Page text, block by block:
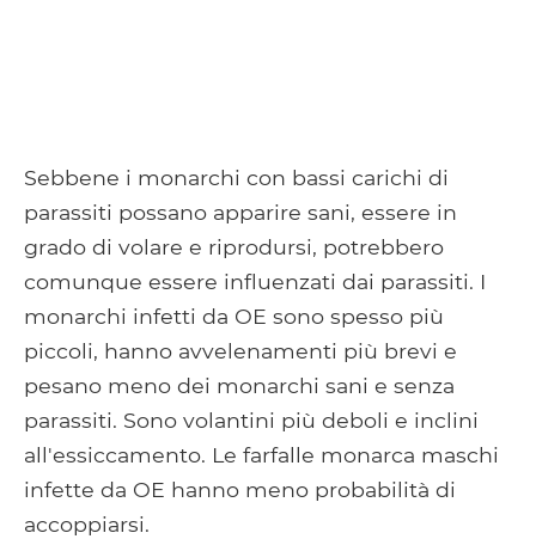
Sebbene i monarchi con bassi carichi di
parassiti possano apparire sani, essere in
grado di volare e riprodursi, potrebbero
comunque essere influenzati dai parassiti. I
monarchi infetti da OE sono spesso più
piccoli, hanno avvelenamenti più brevi e
pesano meno dei monarchi sani e senza
parassiti. Sono volantini più deboli e inclini
all'essiccamento. Le farfalle monarca maschi
infette da OE hanno meno probabilità di
accoppiarsi.